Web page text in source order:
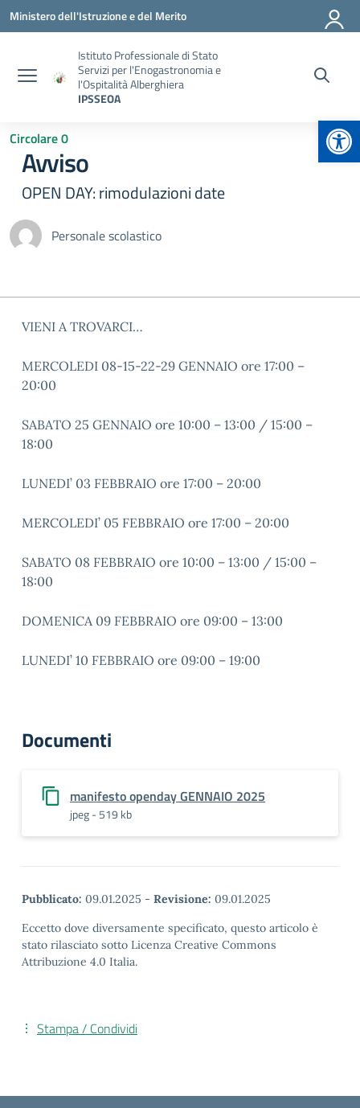
Vai ai contenuti
Vai al menu di navigazione
Vai al footer
Ministero dell'Istruzione e del Merito
Istituto Professionale di Stato
Servizi per l'Enogastronomia e
l'Ospitalità Alberghiera
IPSSEOA
Circolare 0
Avviso
OPEN DAY: rimodulazioni date
Personale scolastico
VIENI A TROVARCI…
MERCOLEDI 08-15-22-29 GENNAIO ore 17:00 –
20:00
SABATO 25 GENNAIO ore 10:00 – 13:00 / 15:00 –
18:00
LUNEDI’ 03 FEBBRAIO ore 17:00 – 20:00
MERCOLEDI’ 05 FEBBRAIO ore 17:00 – 20:00
SABATO 08 FEBBRAIO ore 10:00 – 13:00 / 15:00 –
18:00
DOMENICA 09 FEBBRAIO ore 09:00 – 13:00
LUNEDI’ 10 FEBBRAIO ore 09:00 – 19:00
Documenti
manifesto openday GENNAIO 2025
jpeg - 519 kb
Pubblicato: 09.01.2025 - Revisione: 09.01.2025
Eccetto dove diversamente specificato, questo articolo è
stato rilasciato sotto Licenza Creative Commons
Attribuzione 4.0 Italia.
Stampa / Condividi